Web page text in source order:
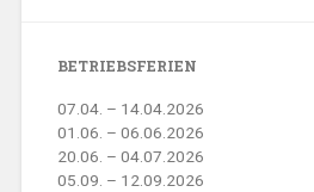
BETRIEBSFERIEN
07.04. – 14.04.2026
01.06. – 06.06.2026
20.06. – 04.07.2026
05.09. – 12.09.2026